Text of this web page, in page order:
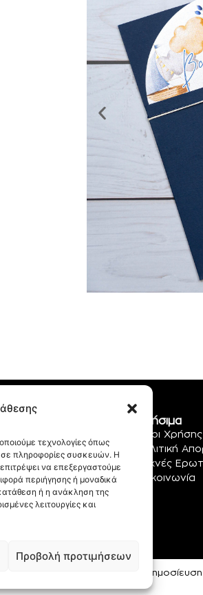
τεχνολογίες όπως
πληροφορίες συσκευών. Η
να επεξεργαστούμε
περιήγησης ή μοναδικά
ή η ανάκληση της
λειτουργίες και
Προβολή προτιμήσεων
10562, Αθήνα
077
Χρήσιμα
Όροι Χρήσης
Πολιτική
Συχνές
Επικοινωνία
– Απαγορεύεται η